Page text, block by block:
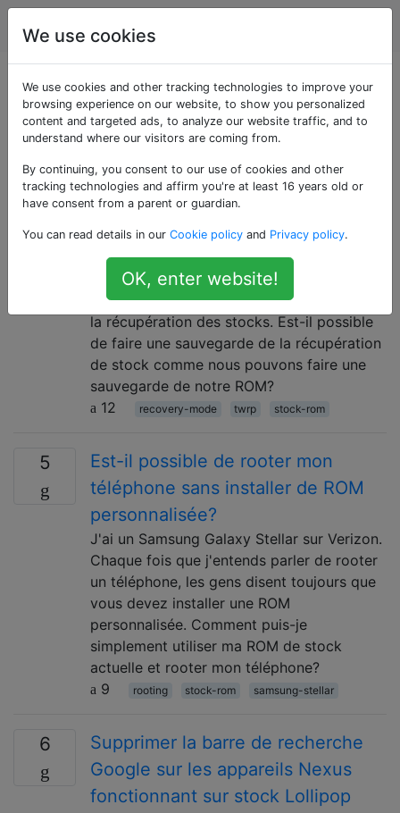
Android
Questions marquées
«stock-rom»
3
Pouvons-nous sauvegarder le
stock recovery.img de quelque
façon que ce soit?
Supposons que je prévois de flasher ma
récupération avec TWRP / CWM, mais
supposons ensuite que je souhaite revenir à
la récupération des stocks. Est-il possible
de faire une sauvegarde de la récupération
de stock comme nous pouvons faire une
sauvegarde de notre ROM?
12
recovery-mode twrp stock-rom
5
Est-il possible de rooter mon
téléphone sans installer de ROM
personnalisée?
J'ai un Samsung Galaxy Stellar sur Verizon.
Chaque fois que j'entends parler de rooter
un téléphone, les gens disent toujours que
vous devez installer une ROM
personnalisée. Comment puis-je
simplement utiliser ma ROM de stock
actuelle et rooter mon téléphone?
9
rooting stock-rom samsung-stellar
6
Supprimer la barre de recherche
Google sur les appareils Nexus
fonctionnant sur stock Lollipop
We use cookies
We use cookies and other tracking technologies to improve your
browsing experience on our website, to show you personalized
content and targeted ads, to analyze our website traffic, and to
understand where our visitors are coming from.
By continuing, you consent to our use of cookies and other
tracking technologies and affirm you're at least 16 years old or
have consent from a parent or guardian.
You can read details in our Cookie policy and Privacy policy.
OK, enter website!